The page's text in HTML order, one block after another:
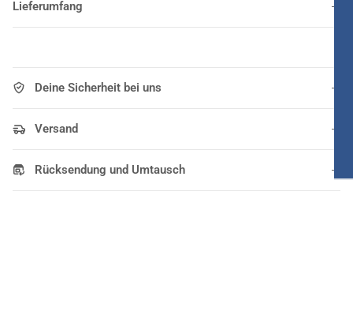
Lieferumfang
Deine Sicherheit bei uns
Versand
Rücksendung und Umtausch